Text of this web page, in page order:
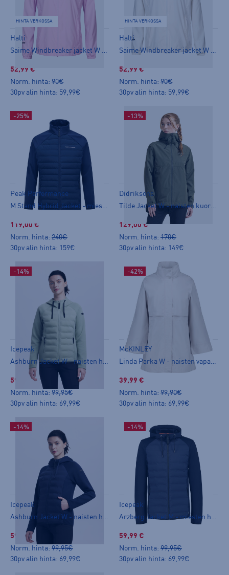
HINTA VERKOSSA
Halti
52,99 €
Norm. hinta: 90€
30pv alin hinta: 59,99€
HINTA VERKOSSA
Halti
52,99 €
Norm. hinta: 90€
30pv alin hinta: 59,99€
-25%
Peak Performance
119,00 €
Norm. hinta: 240€
30pv alin hinta: 159€
-13%
Didriksons
129,00 €
Norm. hinta: 170€
30pv alin hinta: 149€
-14%
Icepeak
59,99 €
Norm. hinta: 99,95€
30pv alin hinta: 69,99€
-42%
McKINLEY
39,99 €
Norm. hinta: 99,90€
30pv alin hinta: 69,99€
-14%
Icepeak
59,99 €
Norm. hinta: 99,95€
30pv alin hinta: 69,99€
-14%
Icepeak
59,99 €
Norm. hinta: 99,95€
30pv alin hinta: 69,99€